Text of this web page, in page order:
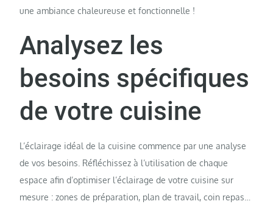
une ambiance chaleureuse et fonctionnelle !
Analysez les
besoins spécifiques
de votre cuisine
L’éclairage idéal de la cuisine commence par une analyse
de vos besoins. Réfléchissez à l’utilisation de chaque
espace afin d’optimiser l’éclairage de votre cuisine sur
mesure : zones de préparation, plan de travail, coin repas…